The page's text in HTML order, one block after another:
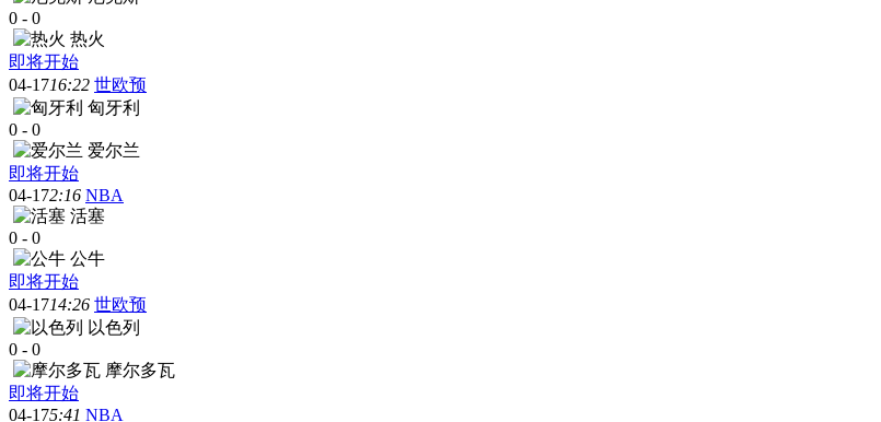
0 - 0
热火
即将开始
04-1716:22 世欧预
匈牙利
0 - 0
爱尔兰
即将开始
04-172:16 NBA
活塞
0 - 0
公牛
即将开始
04-1714:26 世欧预
以色列
0 - 0
摩尔多瓦
即将开始
04-175:41 NBA